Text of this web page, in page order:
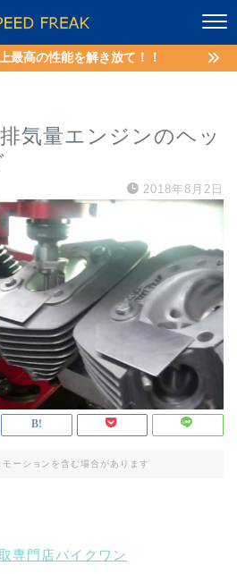
最高の性能を解き放て！！
気量エンジンのヘッ
2018年8月2日
ーションを含む場合があります
専門店バイクワン